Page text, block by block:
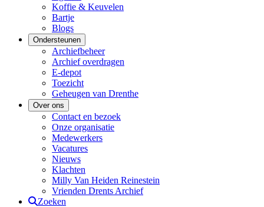
Koffie & Keuvelen
Bartje
Blogs
Ondersteunen
Archiefbeheer
Archief overdragen
E-depot
Toezicht
Geheugen van Drenthe
Over ons
Contact en bezoek
Onze organisatie
Medewerkers
Vacatures
Nieuws
Klachten
Milly Van Heiden Reinestein
Vrienden Drents Archief
Zoeken